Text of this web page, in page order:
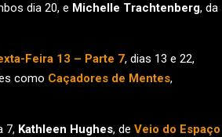
dia 20, e Michelle Trachtenberg, da
Feira 13 – Parte 7, dias 13 e 22,
como Caçadores de Mentes,
7, Kathleen Hughes, de Veio do Espaço